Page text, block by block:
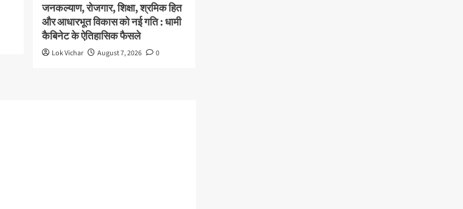
जनकल्याण, रोजगार, शिक्षा, श्रमिक हित
और आधारभूत विकास को नई गति : धामी
कैबिनेट के ऐतिहासिक फैसले
Lok Vichar August 7, 2026 0